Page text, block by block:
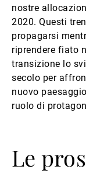
nostre
2020. Questi
propagarsi
riprendere fiato
transizione lo
secolo per
nuovo
ruolo di
Le